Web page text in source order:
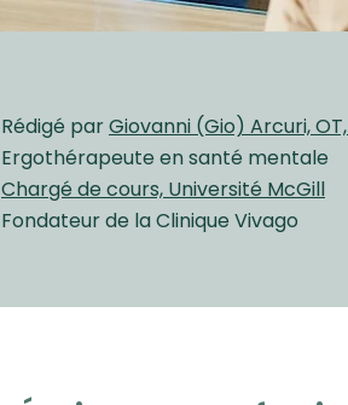
Rédigé parGiovanni (Gio) Arcuri,
Ergothérapeute en santé mentale
Chargé de cours, Université McGill
Fondateur de la Clinique Vivago